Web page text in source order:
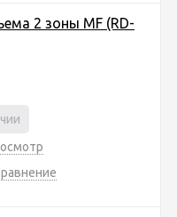
2 зоны MF (RD-